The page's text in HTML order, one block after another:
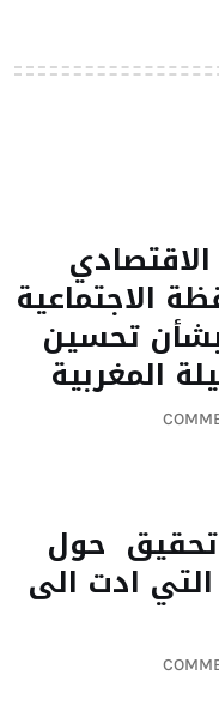
الاجتماعية
تحسين
المغربية
تحقيق حول
ادت الى